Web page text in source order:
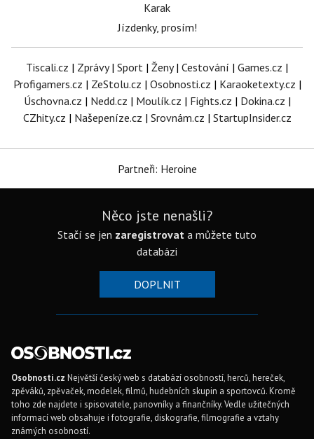
Karak
Jízdenky, prosím!
Tiscali.cz | Zprávy| Sport | Ženy| Cestování | Games.cz |
Profigamers.cz | ZeStolu.cz | Osobnosti.cz | Karaoketexty.cz |
Úschovna.cz | Nedd.cz | Moulík.cz | Fights.cz | Dokina.cz |
CZhity.cz | Našepeníze.cz | Srovnám.cz | StartupInsider.cz
Partneři: Heroine
Něco jste nenašli?
Stačí se jen zaregistrovat a můžete tuto
databázi
DOPLNIT
Osobnosti.cz Největší český web s databází osobností, herců, hereček,
zpěváků, zpěvaček, modelek, filmů, hudebních skupin a sportovců. Kromě
toho zde najdete i spisovatele, panovníky a finančníky. Vedle užitečných
informací web obsahuje i fotografie, diskografie, filmografie a vztahy
známých osobností.